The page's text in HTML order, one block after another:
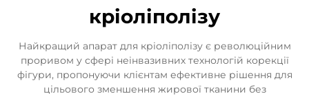
кріоліполізу
Найкращий апарат для кріоліполізу є революційним
проривом у сфері неінвазивних технологій корекції
фігури, пропонуючи клієнтам ефективне рішення для
цільового зменшення жирової тканини без